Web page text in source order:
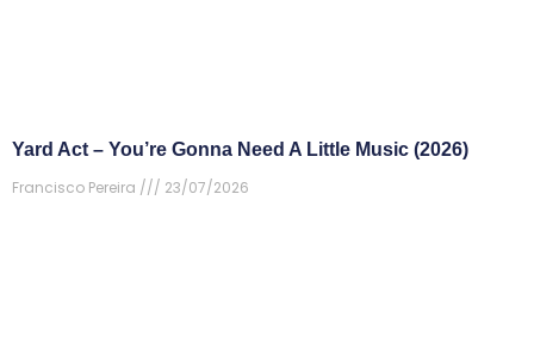
Yard Act – You’re Gonna Need A Little Music (2026)
Francisco Pereira
23/07/2026